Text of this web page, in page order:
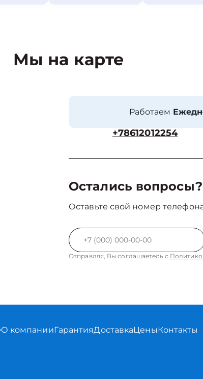
Мы на карте
Работаем
+78612012254
Остались вопросы?
Оставьте свой номер
Отправляя, Вы соглашаетесь с
О компанииГарантияДоставкаЦеныКонтакты